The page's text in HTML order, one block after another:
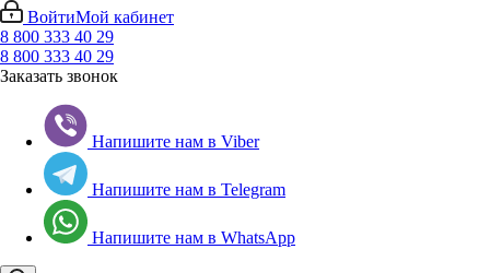
ВойтиМой кабинет
8 800 333 40 29
8 800 333 40 29
Заказать звонок
Напишите нам в Viber
Напишите нам в Telegram
Напишите нам в WhatsApp